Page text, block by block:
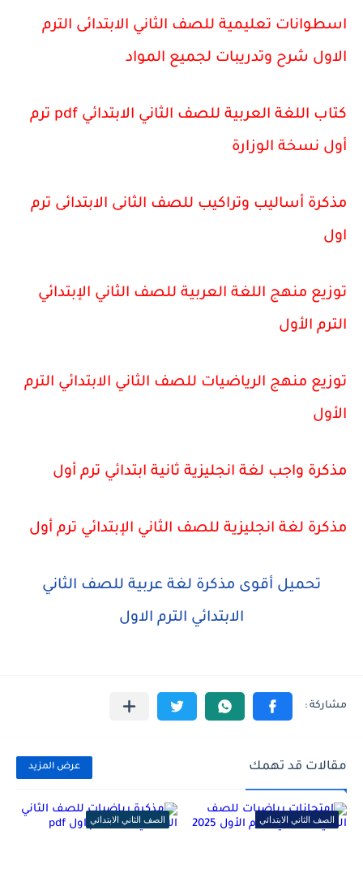
اسطوانات تعليمية للصف الثاني الابتدائى الترم
الاول شرح وتدريبات لجميع المواد
كتاب اللغة العربية للصف الثاني الابتدائي pdf ترم
أول نسخة الوزارة
مذكرة أساليب وتراكيب للصف الثانى الابتدائى ترم
اول
توزيع منهج اللغة العربية للصف الثاني الإبتدائي
الترم الأول
توزيع منهج الرياضيات للصف الثاني الابتدائي الترم
الأول
مذكرة واجب لغة انجليزية ثانية ابتدائي ترم أول
مذكرة لغة انجليزية للصف الثاني الإبتدائي ترم أول
تحميل أقوى مذكرة لغة عربية للصف الثاني
الابتدائي الترم الاول
مقالات قد تهمك عرض المزيد
الصف الثاني الابتدائي الصف الثاني الابتدائي